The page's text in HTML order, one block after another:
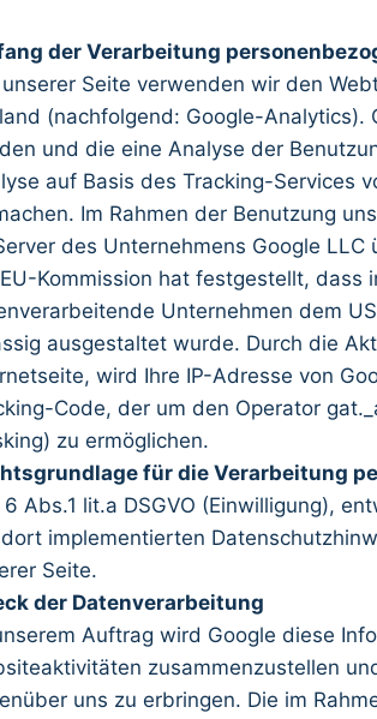
der Verarbeitung
Seite verwenden wir den
(nachfolgend: Google-
und die eine Analyse der
auf Basis des Tracking-Services
Im Rahmen der Benutzung
des Unternehmens Google
Kommission hat festgestellt, dass
Unternehmen dem
ausgestaltet wurde. Durch die
wird Ihre IP-Adresse von
Code, der um den Operator
zu ermöglichen.
für die Verarbeitung
Abs.1 lit.a DSGVO (Einwilligung),
implementierten
Seite.
der Datenverarbeitung
Auftrag wird Google diese
zusammenzustellen
uns zu erbringen. Die im